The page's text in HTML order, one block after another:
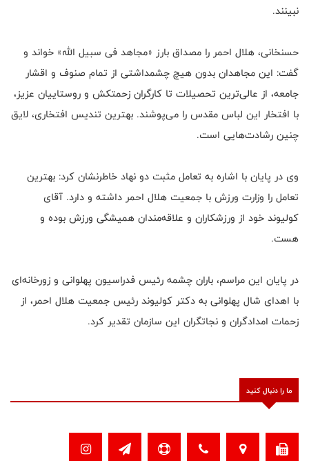
نبینند.
حسنخانی، هلال احمر را مصداق بارز «مجاهد فی سبیل الله» خواند و
گفت: این مجاهدان بدون هیچ چشمداشتی از تمام صنوف و اقشار
جامعه، از عالی‌ترین تحصیلات تا کارگران زحمتکش و روستاییان عزیز،
با افتخار این لباس مقدس را می‌پوشند. بهترین تندیس افتخاری، لایق
چنین رشادت‌هایی است.
وی در پایان با اشاره به تعامل مثبت دو نهاد خاطرنشان کرد: بهترین
تعامل را وزارت ورزش با جمعیت هلال احمر داشته و دارد. آقای
کولیوند خود از ورزشکاران و علاقه‌مندان همیشگی ورزش بوده و
هست.
در پایان این مراسم، باران چشمه رئیس فدراسیون پهلوانی و زورخانه‌ای
با اهدای شال پهلوانی به دکتر کولیوند رئیس جمعیت هلال احمر، از
زحمات امدادگران و نجاتگران این سازمان تقدیر کرد.
ما را دنبال کنید